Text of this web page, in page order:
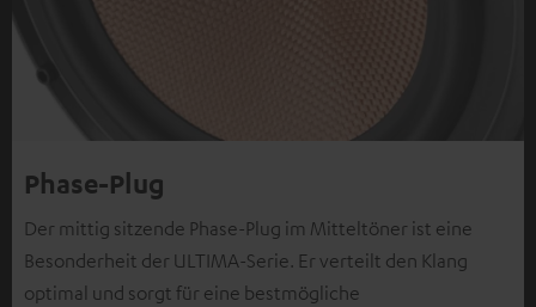
Phase-Plug
Der mittig sitzende Phase-Plug im Mitteltöner ist eine
Besonderheit der ULTIMA-Serie. Er verteilt den Klang
optimal und sorgt für eine bestmögliche